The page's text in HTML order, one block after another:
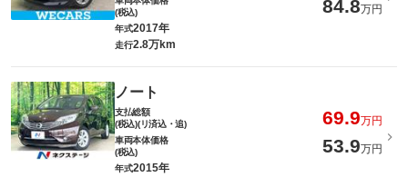
(税込)
84.8万円
年式2017年
走行2.8万km
ノート
支払総額
(税込)(リ済込・追)
69.9万円
車両本体価格
(税込)
53.9万円
年式2015年